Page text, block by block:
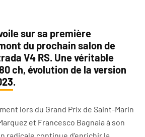
sur sa première
du prochain salon de
V4 RS. Une véritable
ch, évolution de la version
.
lors du Grand Prix de Saint-Marin
et Francesco Bagnaia à son